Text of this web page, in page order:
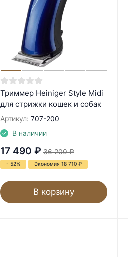
Триммер Heiniger Style Midi
для стрижки кошек и собак
Артикул: 707-200
В наличии
17 490 ₽ 36 200 ₽
- 52% Экономия 18 710 ₽
В корзину